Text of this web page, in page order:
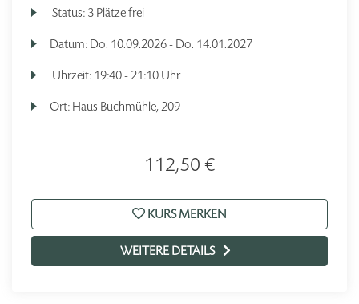
Status: 3 Plätze frei
Datum: Do. 10.09.2026 - Do. 14.01.2027
Uhrzeit: 19:40 - 21:10 Uhr
Ort: Haus Buchmühle, 209
112,50 €
KURS MERKEN
WEITERE DETAILS